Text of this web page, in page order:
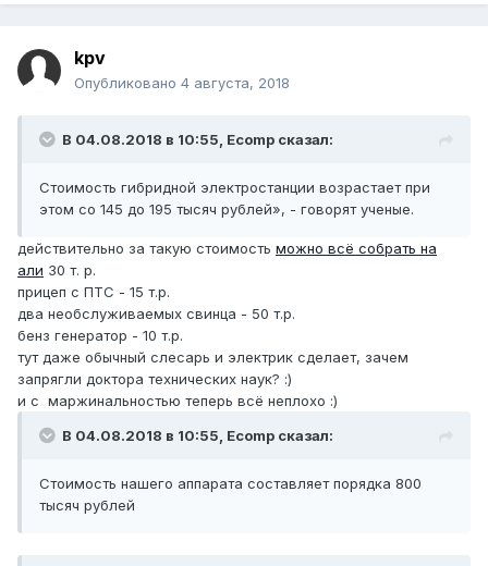
В комплект входит два солнечных модуля мощностью по
250 Вт, контроллер заряда, горизонтально-осевой
ветрогенератора, бензиновый (дизельный) генератор
мощностью 1000 Вт и два аккумулятора емкостью по 200
Напряжение системы составляет 12 Вольт с возможным
преобразованием в 220 Вольт.
значения выдаваемых напряжений. Использование
генератора на 3-5 кВт позволит улучшить
характеристики и возможности разработки. В этом
случае можно подключить специальный инструмент и
оборудование: тродрель, электропилу, бетономешалку,
Стоимость гибридной электростанции возрастает при
этом со 145 до 195 тысяч рублей», - говорят ученые.
Все оборудование смонтировано на разработанном и
изготовленном автомобильном прицепе, позволяющем
сворачивать за короткий промежуток времени. Вес –
около 400 килограммов. Комплект снабдит необходимой
kpv
Опубликовано 4 августа, 2018
В 04.08.2018 в 10:55, Ecomp сказал:
Стоимость гибридной электростанции возрастает при
этом со 145 до 195 тысяч рублей», - говорят ученые.
действительно за такую стоимость можно всё собрать на
али 30 т. р.
прицеп с ПТС - 15 т.р.
два необслуживаемых свинца - 50 т.р.
бенз генератор - 10 т.р.
тут даже обычный слесарь и электрик сделает, зачем
запрягли доктора технических наук? :)
и с маржинальностью теперь всё неплохо :)
В 04.08.2018 в 10:55, Ecomp сказал:
Стоимость нашего аппарата составляет порядка 800
тысяч рублей